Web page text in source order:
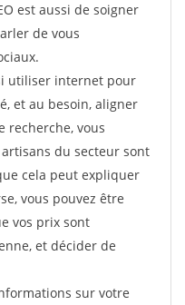
est aussi de soigner
de vous
utiliser internet pour
et au besoin, aligner
recherche, vous
du secteur sont
cela peut expliquer
vous pouvez être
vos prix sont
et décider de
sur votre